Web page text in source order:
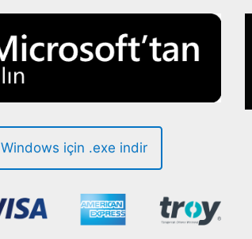
Windows için .exe indir